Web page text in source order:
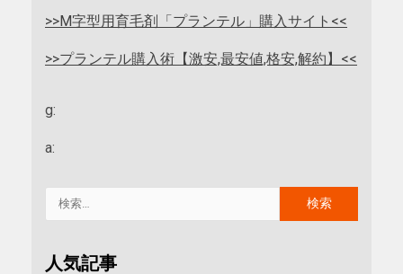
>>M字型用育毛剤「プランテル」購入サイト<<
>>プランテル購入術【激安,最安値,格安,解約】<<
g:
a:
人気記事